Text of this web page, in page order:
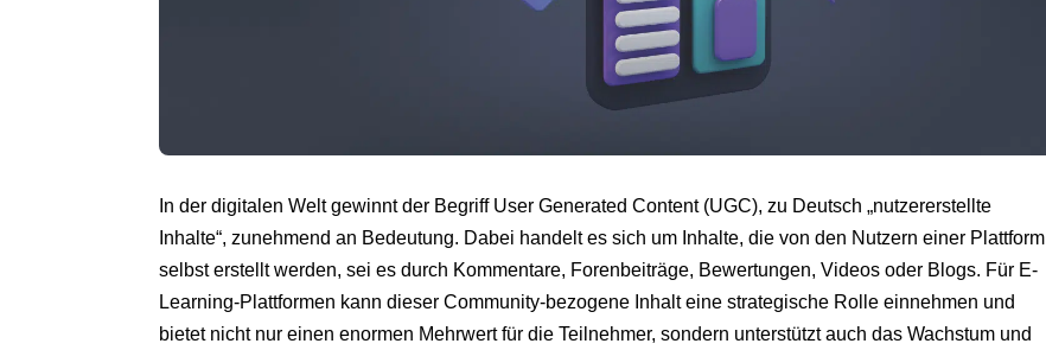
In der digitalen Welt gewinnt der Begriff User Generated Content (UGC), zu Deutsch „nutzererstellte
Inhalte“, zunehmend an Bedeutung. Dabei handelt es sich um Inhalte, die von den Nutzern einer Plattform
selbst erstellt werden, sei es durch Kommentare, Forenbeiträge, Bewertungen, Videos oder Blogs. Für E-
Learning-Plattformen kann dieser Community-bezogene Inhalt eine strategische Rolle einnehmen und
bietet nicht nur einen enormen Mehrwert für die Teilnehmer, sondern unterstützt auch das Wachstum und